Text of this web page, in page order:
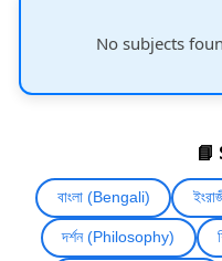
No subjects
বাংলা (Bengali)
দৰ্শন (Philosophy)